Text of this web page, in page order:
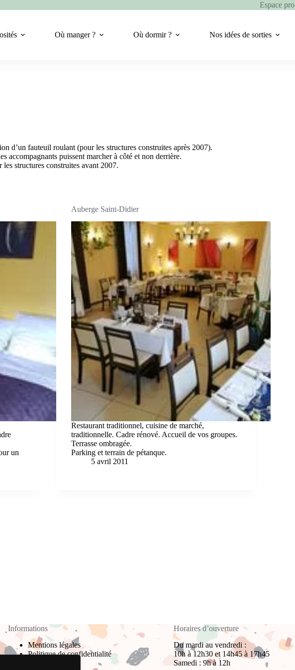
Espace pro
Où manger ? Où dormir ? Nos idées de sorties
d’un fauteuil roulant (pour les structures construites après 2007).
accompagnants puissent marcher à côté et non derrière.
structures construites avant 2007.
un
Auberge Saint-Didier
Restaurant traditionnel, cuisine de marché,
traditionnelle. Cadre rénové. Accueil de vos groupes.
Terrasse ombragée.
Parking et terrain de pétanque.
5 avril 2011
Informations
Mentions légales
Politique de confidentialité
Horaires d’ouverture
Du mardi au vendredi :
10h à 12h30 et 14h45 à 17h45
Samedi : 9h à 12h